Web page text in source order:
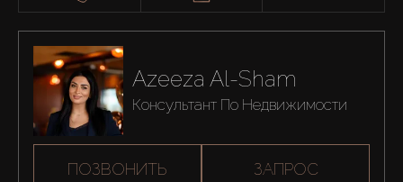
Azeeza Al-Sham
Консультант По Недвижимости
ПОЗВОНИТЬ ЗАПРОС